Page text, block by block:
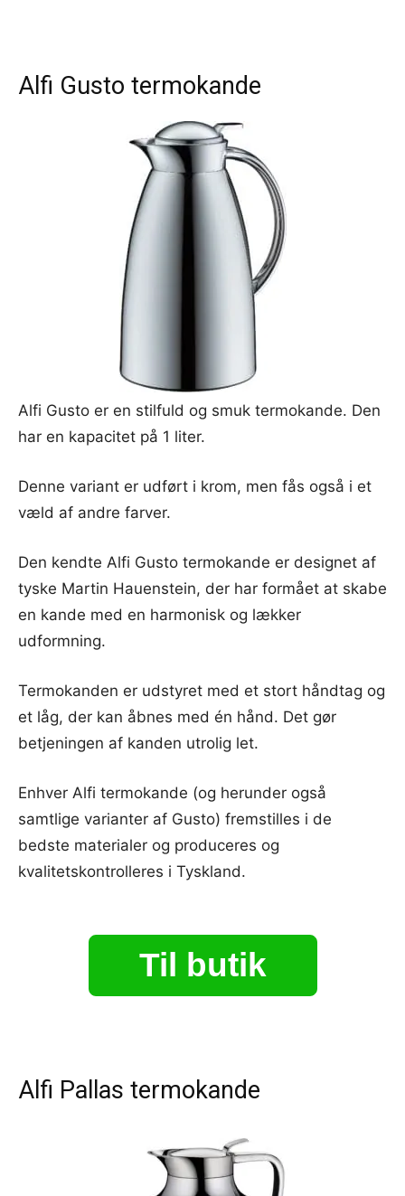
Alfi Gusto termokande
Alfi Gusto er en stilfuld og smuk termokande. Den
har en kapacitet på 1 liter.
Denne variant er udført i krom, men fås også i et
væld af andre farver.
Den kendte Alfi Gusto termokande er designet af
tyske Martin Hauenstein, der har formået at skabe
en kande med en harmonisk og lækker
udformning.
Termokanden er udstyret med et stort håndtag og
et låg, der kan åbnes med én hånd. Det gør
betjeningen af kanden utrolig let.
Enhver Alfi termokande (og herunder også
samtlige varianter af Gusto) fremstilles i de
bedste materialer og produceres og
kvalitetskontrolleres i Tyskland.
Til butik
Alfi Pallas termokande